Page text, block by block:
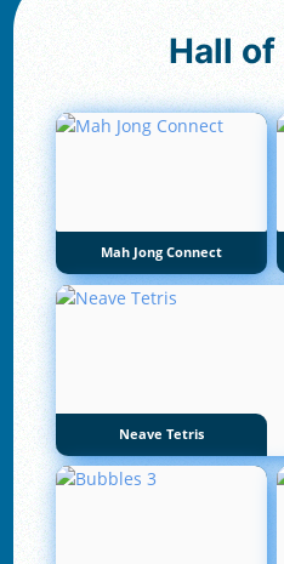
Hall of
Mah Jong Connect
Neave Tetris